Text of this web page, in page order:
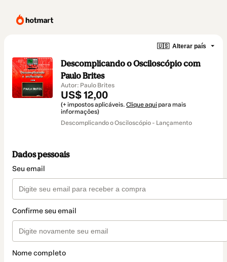
🇺🇸 Alterar país
Descomplicando o Osciloscópio com
Paulo Brites
Autor: Paulo Brites
US$ 12,00
(+ impostos aplicáveis. Clique aqui para mais
informações)
Descomplicando o Osciloscópio - Lançamento
Dados pessoais
Seu email
Confirme seu email
Nome completo